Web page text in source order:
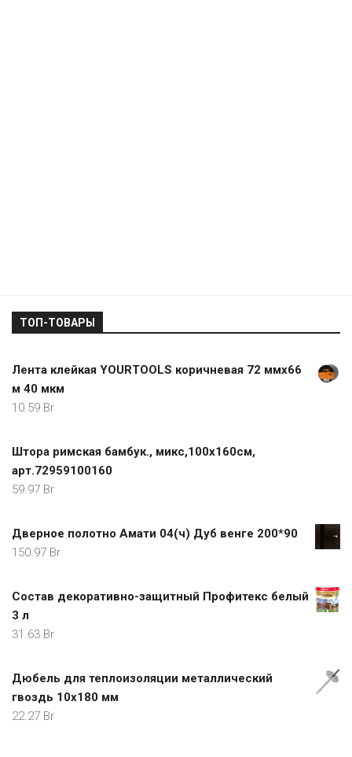
ТОП-ТОВАРЫ
Лента клейкая YOURTOOLS коричневая 72 ммх66
м 40 мкм
10.59 Br
Штора римская бамбук., микс,100х160см,
арт.72959100160
59.97 Br
Дверное полотно Амати 04(ч) Дуб венге 200*90
150.97 Br
Cостав декоративно-защитный Профитекс белый
3 л
31.63 Br
Дюбель для теплоизоляции металлический
гвоздь 10х180 мм
22.27 Br